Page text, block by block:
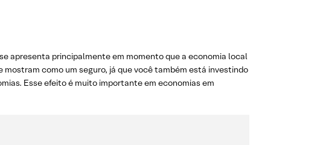
apresenta principalmente em momento que a economia local
como um seguro, já que você também está investindo
Esse efeito é muito importante em economias em